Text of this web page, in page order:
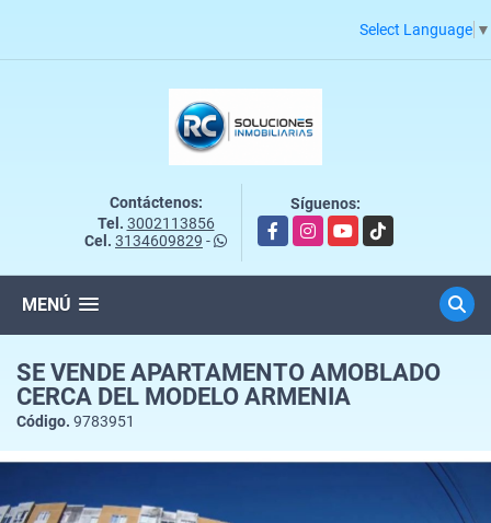
Select Language ▼
Contáctenos:
Tel. 3002113856
Cel. 3134609829 -
Síguenos:
FacebookInstagramYouTubeTikTok
MENÚ
SE VENDE APARTAMENTO AMOBLADO
CERCA DEL MODELO ARMENIA
Código. 9783951